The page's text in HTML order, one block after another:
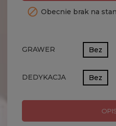
 Obecnie brak na
GRAWER Bez
DEDYKACJA Bez